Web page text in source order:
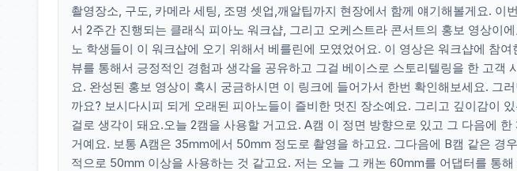
촬영장소, 구도, 카메라 세팅, 조명 셋업,깨알팁까지 현장에서 함께 얘기해볼게요. 이
서 2주간 진행되는 클래식 피아노 워크샵, 그리고 오케스트라 콘서트의 홍보 영상이
노 학생들이 이 워크샵에 오기 위해서 베를린에 모였었어요. 이 영상은 워크샵에 참
뷰를 통해서 긍정적인 경험과 생각을 공유하고 그걸 베이스로 스토리텔링을 한 고객
요. 완성된 홍보 영상이 혹시 궁금하시면 이 링크에 들어가서 한번 확인해보세요. 그
까요? 보시다시피 되게 오래된 피아노들이 즐비한 멋진 장소예요. 그리고 깊이감이
걸로 생각이 돼요.오늘 2캠을 사용할 거고요. A캠 이 정면 방향으로 있고 그 다음에
거예요. 보통 A캠은 35mm에서 50mm 정도로 촬영을 하고요. 그다음에 B캠 같은 경
적으로 50mm 이상을 사용하는 것 같고요. 저는 오늘 그 캐논 60mm를 어댑터를 통